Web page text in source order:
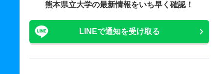
熊本県立大学の最新情報をいち早く確認！
LINEで通知を受け取る